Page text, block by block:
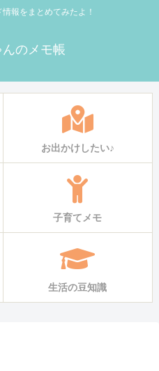
報をまとめてみたよ！
のメモ帳
お出かけしたい♪
子育てメモ
生活の豆知識